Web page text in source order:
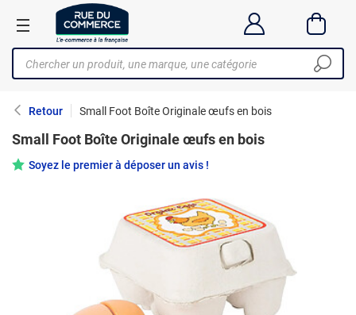
Retour Small Foot Boîte Originale œufs en bois
Small Foot Boîte Originale œufs en bois
Soyez le premier à déposer un avis !